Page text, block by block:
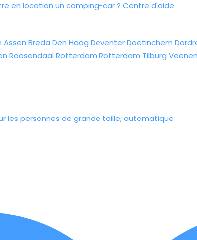
en location un camping-car ? Centre d'aide
Assen Breda Den Haag DeventerDoetinchem
Roosendaal Rotterdam Rotterdam Tilburg
les personnes de grande taille, automatique